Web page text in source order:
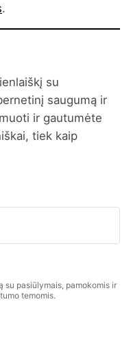
.
su
saugumą ir
ir gautumėte
tiek kaip
su pasiūlymais, pamokomis ir
temomis.